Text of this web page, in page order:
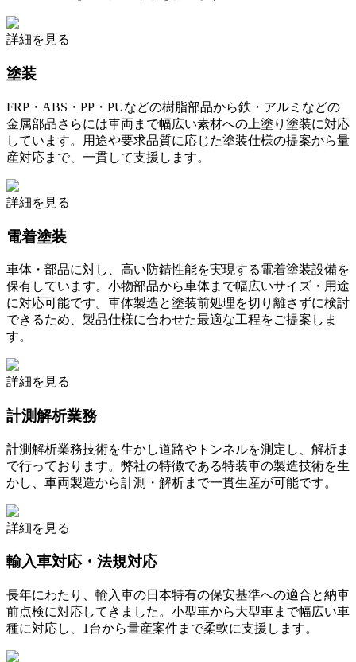
詳細を見る
塗装
FRP・ABS・PP・PUなどの樹脂部品から鉄・アルミなどの
金属部品さらには車両まで幅広い素材への上塗り塗装に対応
しています。用途や要求品質に応じた塗装仕様の提案から量
産対応まで、一貫して支援します。
詳細を見る
電着塗装
車体・部品に対し、高い防錆性能を実現する電着塗装設備を
保有しています。小物部品から車体まで幅広いサイズ・用途
に対応可能です。車体製造と塗装前処理を切り離さずに検討
できるため、製品仕様に合わせた最適な工程をご提案しま
す。
詳細を見る
計測解析業務
計測解析業務技術を生かし道路やトンネルを測定し、解析ま
で行っております。弊社の特徴である特装車の製造技術を生
かし、車両製造から計測・解析まで一貫生産が可能です。
詳細を見る
輸入車対応・法規対応
長年にわたり、輸入車の日本特有の保安基準への適合と納車
前点検に対応してきました。小型車から大型車まで幅広い車
種に対応し、1台から量産案件まで柔軟に支援します。